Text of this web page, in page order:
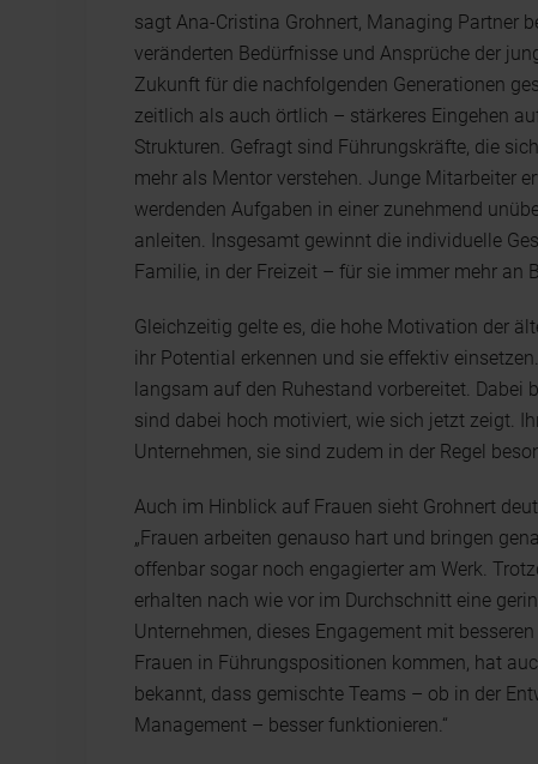
sagt Ana-Cristina Grohnert, Managing Partner
veränderten Bedürfnisse und Ansprüche der
Zukunft für die nachfolgenden Generationen
zeitlich als auch örtlich – stärkeres Eingehen
Strukturen. Gefragt sind Führungskräfte, die
mehr als Mentor verstehen. Junge Mitarbeiter
werdenden Aufgaben in einer zunehmend
anleiten. Insgesamt gewinnt die individuelle
Familie, in der Freizeit – für sie immer mehr an
Gleichzeitig gelte es, die hohe Motivation der
ihr Potential erkennen und sie effektiv
langsam auf den Ruhestand vorbereitet.
sind dabei hoch motiviert, wie sich jetzt zeigt.
Unternehmen, sie sind zudem in der Regel
Auch im Hinblick auf Frauen sieht Grohnert
„Frauen arbeiten genauso hart und bringen
offenbar sogar noch engagierter am Werk.
erhalten nach wie vor im Durchschnitt eine
Unternehmen, dieses Engagement mit
Frauen in Führungspositionen kommen, hat
bekannt, dass gemischte Teams – ob in der
Management – besser funktionieren.“